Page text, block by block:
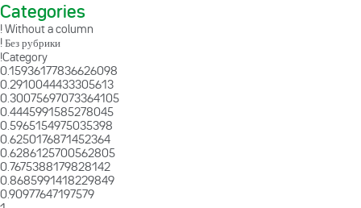
Categories
! Without a column
! Без рубрики
!Category
0.15936177836626098
0.2910044433305613
0.30075697073364105
0.4445991585278045
0.5965154975035398
0.6250176871452364
0.6286125700562805
0.7675388179828142
0.8685991418229849
0.90977647197579